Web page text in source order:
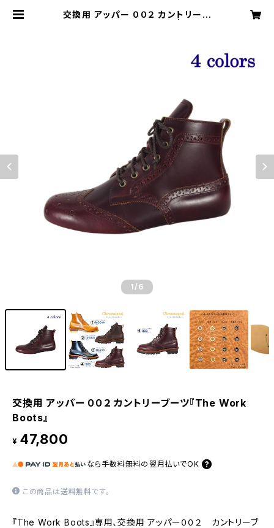
交換用 アッパー ００２ カントリーブ
1 /6
交換用 アッパー ００２ カントリーブーツ『The Work
Boots』
¥ 47,800
なら 手数料無料の 翌月払いでOK
この商品は送料無料です。
『The Work Boots』専用、交換用 アッパー００２ カントリーブ